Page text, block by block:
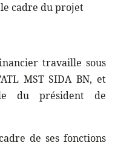
cadre du projet
travaille sous
MST SIDA BN, et
du président de
de ses fonctions